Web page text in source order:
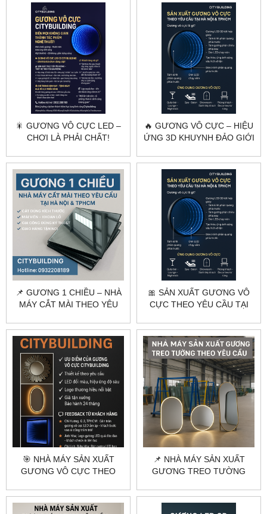
🎇 GƯƠNG VÔ CỰC LED –
CHƠI LÀ PHẢI CHẤT!
🔥 GƯƠNG VÔ CỰC – HIỆU
ỨNG 3D KHUYNH ĐẢO GIỚI
📌 GƯƠNG 1 CHIỀU – NHÀ
MÁY CẮT MÀI THEO YÊU
🎀 SẢN XUẤT GƯƠNG VÔ
CỰC THEO YÊU CẦU TẠI
CITYBUILDING
🎯 NHÀ MÁY SẢN XUẤT
GƯƠNG VÔ CỰC THEO
GIÁ XƯỞNG
📌 NHÀ MÁY SẢN XUẤT
GƯƠNG TREO TƯỜNG
RIÊNG, GIÁ TỐT